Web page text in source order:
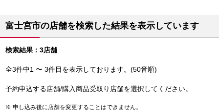
富士宮市の店舗を検索した結果を表示しています
検索結果：3店舗
全3件中1 〜 3件目を表示しております。(50音順)
予約申込する店舗/購入商品受取り店舗を選択してください。
申し込み後に店舗を変更することはできません。